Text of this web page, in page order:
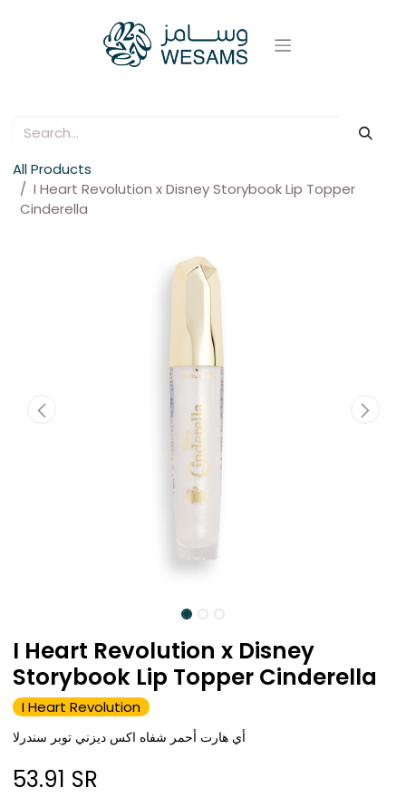
All Products
I Heart Revolution x Disney Storybook Lip Topper
Cinderella
I Heart Revolution x Disney
Storybook Lip Topper Cinderella
I Heart Revolution
أي هارت أحمر شفاه اكس ديزني توبر سندرلا
53.91 SR